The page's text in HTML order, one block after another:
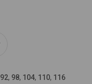
92, 98, 104, 110, 116